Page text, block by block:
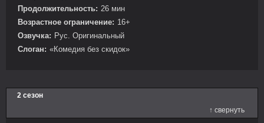
Продолжительность: 26 мин
Возрастное ограничение: 16+
Озвучка: Рус. Оригинальный
Слоган: «Комедия без скидок»
2 сезон
↑ свернуть